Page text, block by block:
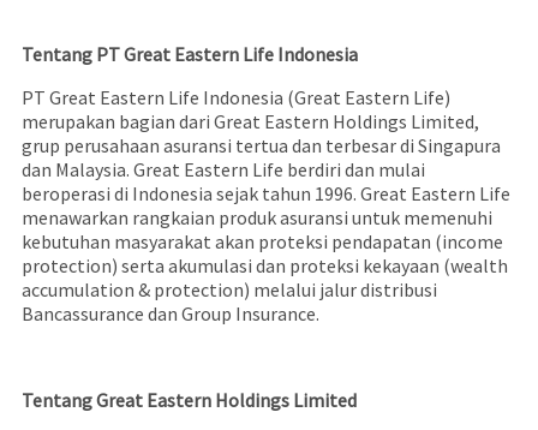
Tentang PT Great Eastern Life Indonesia
PT Great Eastern Life Indonesia (Great Eastern Life)
merupakan bagian dari Great Eastern Holdings Limited,
grup perusahaan asuransi tertua dan terbesar di Singapura
dan Malaysia. Great Eastern Life berdiri dan mulai
beroperasi di Indonesia sejak tahun 1996. Great Eastern Life
menawarkan rangkaian produk asuransi untuk memenuhi
kebutuhan masyarakat akan proteksi pendapatan (income
protection) serta akumulasi dan proteksi kekayaan (wealth
accumulation & protection) melalui jalur distribusi
Bancassurance dan Group Insurance.
Tentang Great Eastern Holdings Limited